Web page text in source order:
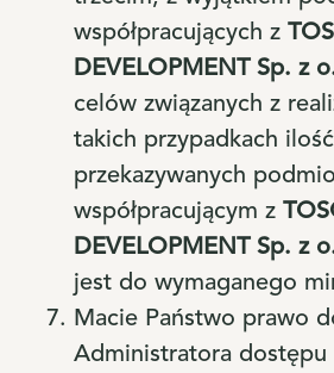
współpracujących z
DEVELOPMENT Sp. z
celów związanych z
takich przypadkach
przekazywanych
współpracującym z
DEVELOPMENT Sp. z
jest do wymaganego
Macie Państwo prawo
Administratora dostępu